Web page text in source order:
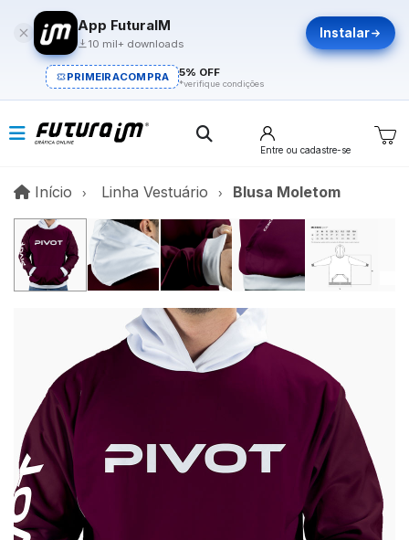
App FuturaIM
10 mil+ downloads
Instalar
PRIMEIRACOMPRA 5% OFF
*verifique condições
Entre ou cadastre-se
Início InícioLinha Vestuário Blusa Moletom